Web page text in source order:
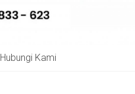
Hubungi Kami